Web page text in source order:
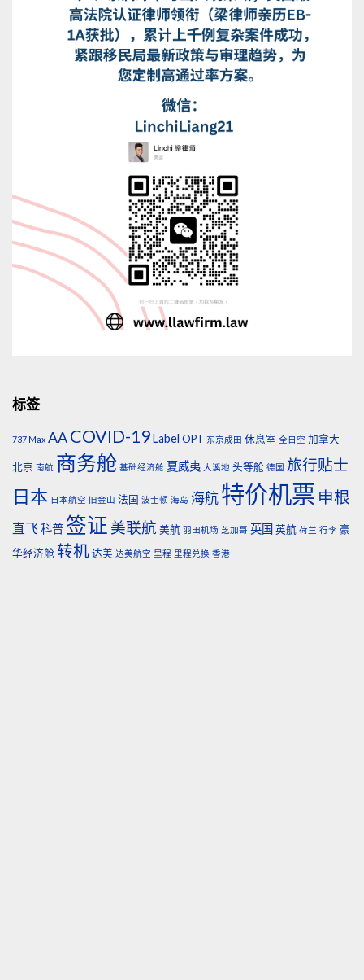
标签
737 Max AACOVID-19Label OPT 东京成田 休息室 全日空 加拿大
北京 南航 商务舱 基础经济舱 夏威夷 大溪地 头等舱 德国 旅行贴士
日本 日本航空 旧金山 法国 波士顿 海岛 海航特价机票 申根
直飞 科普 签证 美联航 美航 羽田机场 芝加哥 英国 英航 荷兰 行李 豪
华经济舱 转机达美 达美航空 里程 里程兑换 香港